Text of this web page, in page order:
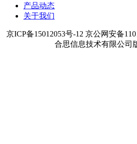
产品动态
关于我们
京ICP备15012053号-12 京公网安备
合思信息技术有限公司